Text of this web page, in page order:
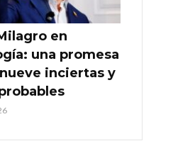
en
una promesa
inciertas y